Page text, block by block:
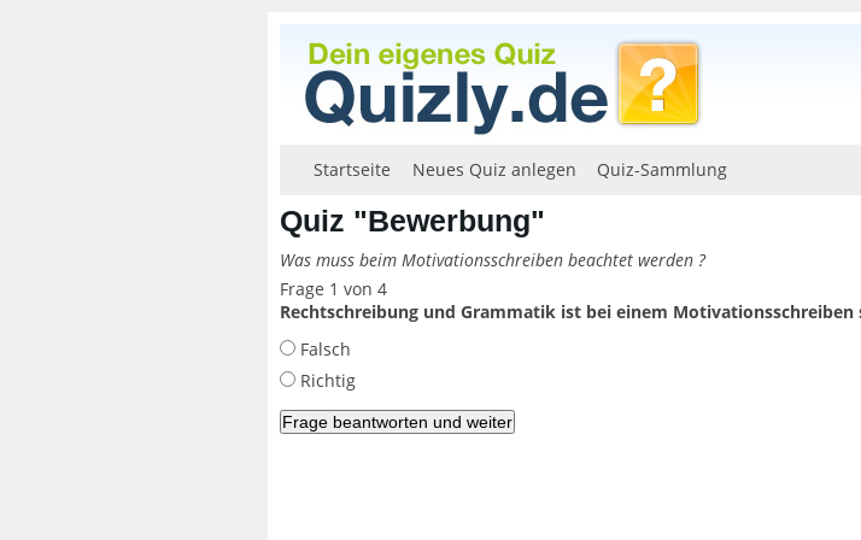
Startseite Neues Quiz anlegen Quiz-Sammlung
Quiz "Bewerbung"
Was muss beim Motivationsschreiben beachtet werden ?
Frage 1 von 4
Rechtschreibung und Grammatik ist bei einem Motivationsschreiben
Falsch
Richtig